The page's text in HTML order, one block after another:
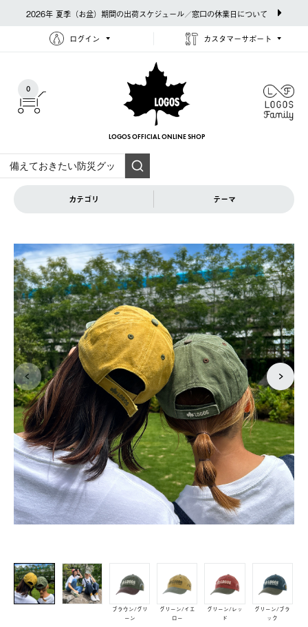
2026年 夏季（お盆）期間の出荷スケジュール／窓口の休業日について
ログイン カスタマーサポート
0
LOGOS OFFICIAL ONLINE SHOP
カテゴリ テーマ
ブラウン/グリ
ーン
グリーン/イエ
ロー
グリーン/レッ
ド
グリーン/ブラ
ック